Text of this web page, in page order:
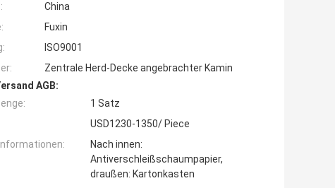
China
Fuxin
ISO9001
Zentrale Herd-Decke angebrachter Kamin
AGB:
1 Satz
USD1230-1350/ Piece
Nach innen:
Antiverschleißschaumpapier,
draußen: Kartonkasten